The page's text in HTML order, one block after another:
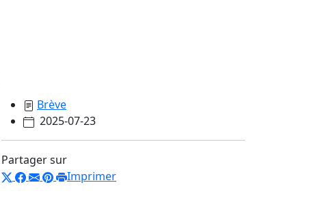
Brève
2025-07-23
Partager sur
Imprimer